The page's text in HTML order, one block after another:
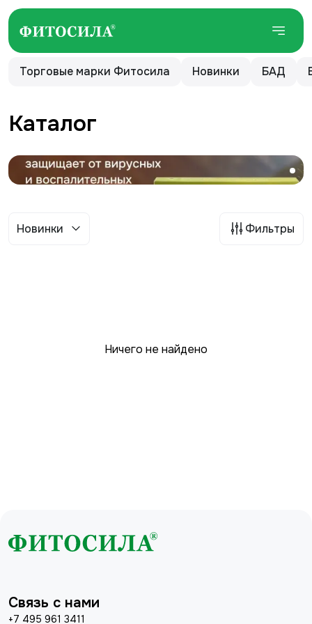
Торговые марки Фитосила Новинки БАД
Каталог
Новинки Фильтры
Ничего не найдено
Связь с нами
+7 495 961 3411